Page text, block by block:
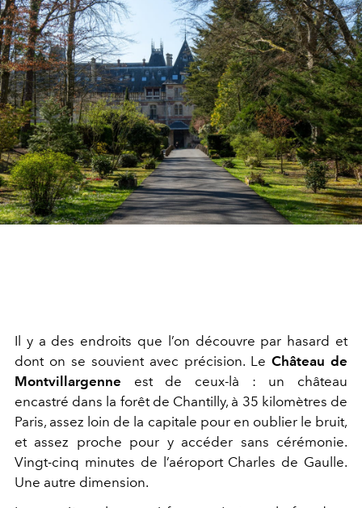
Il y a des endroits que l’on découvre par hasard et
dont on se souvient avec précision. Le Château de
Montvillargenne est de ceux-là : un château
encastré dans la forêt de Chantilly, à 35 kilomètres de
Paris, assez loin de la capitale pour en oublier le bruit,
et assez proche pour y accéder sans cérémonie.
Vingt-cinq minutes de l’aéroport Charles de Gaulle.
Une autre dimension.